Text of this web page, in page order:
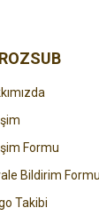
Formu
Bildirim Formu
Takibi